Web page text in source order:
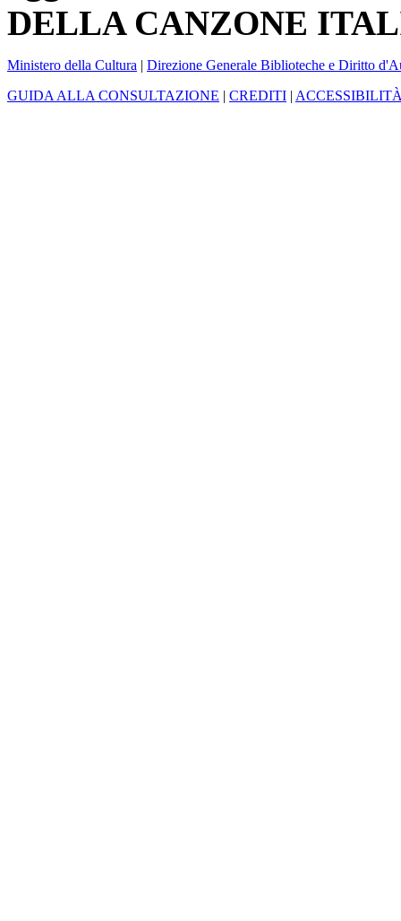
DELLA CANZONE
Ministero della Cultura | Direzione Generale Biblioteche e Diritto
GUIDA ALLA CONSULTAZIONE | CREDITI |